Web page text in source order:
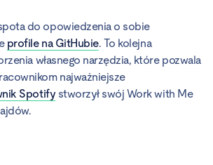
do opowiedzenia o sobie
profile na GitHubie. To kolejna
własnego narzędzia, które pozwala
najważniejsze
Spotify stworzył swój Work with Me